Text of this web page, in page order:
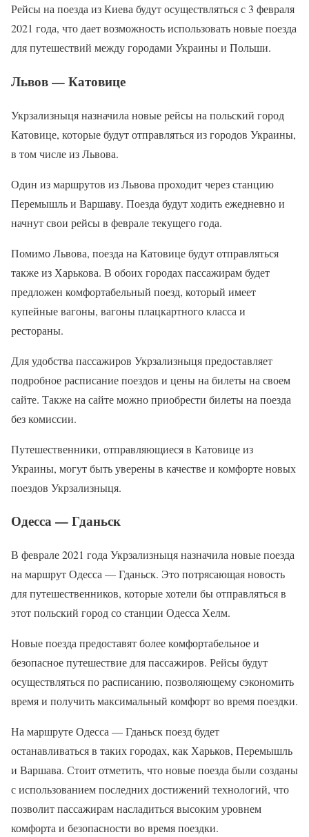
Рейсы на поезда из Киева будут осуществляться с 3 февраля
2021 года, что дает возможность использовать новые поезда
для путешествий между городами Украины и Польши.
Львов — Катовице
Укрзализныця назначила новые рейсы на польский город
Катовице, которые будут отправляться из городов Украины,
в том числе из Львова.
Один из маршрутов из Львова проходит через станцию
Перемышль и Варшаву. Поезда будут ходить ежедневно и
начнут свои рейсы в феврале текущего года.
Помимо Львова, поезда на Катовице будут отправляться
также из Харькова. В обоих городах пассажирам будет
предложен комфортабельный поезд, который имеет
купейные вагоны, вагоны плацкартного класса и
рестораны.
Для удобства пассажиров Укрзализныця предоставляет
подробное расписание поездов и цены на билеты на своем
сайте. Также на сайте можно приобрести билеты на поезда
без комиссии.
Путешественники, отправляющиеся в Катовице из
Украины, могут быть уверены в качестве и комфорте новых
поездов Укрзализныця.
Одесса — Гданьск
В феврале 2021 года Укрзализныця назначила новые поезда
на маршрут Одесса — Гданьск. Это потрясающая новость
для путешественников, которые хотели бы отправляться в
этот польский город со станции Одесса Хелм.
Новые поезда предоставят более комфортабельное и
безопасное путешествие для пассажиров. Рейсы будут
осуществляться по расписанию, позволяющему сэкономить
время и получить максимальный комфорт во время поездки.
На маршруте Одесса — Гданьск поезд будет
останавливаться в таких городах, как Харьков, Перемышль
и Варшава. Стоит отметить, что новые поезда были созданы
с использованием последних достижений технологий, что
позволит пассажирам насладиться высоким уровнем
комфорта и безопасности во время поездки.